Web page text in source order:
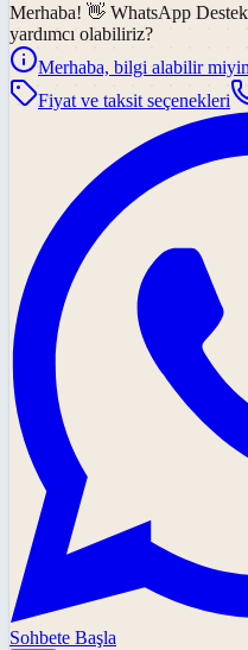
Merhaba! 👋 WhatsApp Destek
yardımcı olabiliriz?
Merhaba, bilgi alabilir
Fiyat ve taksit seçenekleri
Sohbete Başla